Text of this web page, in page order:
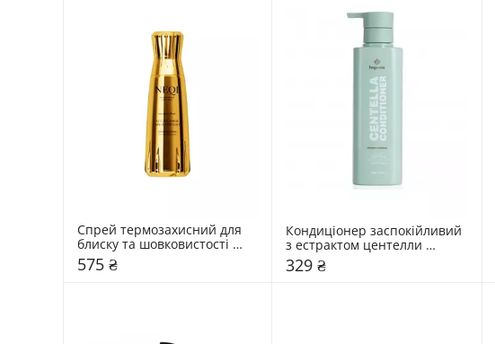
Спрей термозахисний для
блиску та шовковистості
волосся NEQI Diamond Glass
Styling Spray All
575 ₴
Кондиціонер заспокійливий
з естрактом центелли
Bogenia Centella
329 ₴